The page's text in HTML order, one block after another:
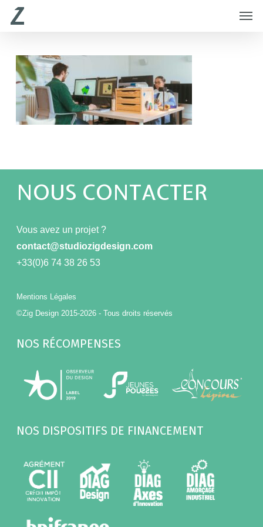
Skip
content
NOUS CONTACTER
Vous avez un projet ?
contact@studiozigdesign.com
+33(0)6 74 38 26 53
Mentions Légales
©Zig Design 2015-2026 - Tous droits réservés
NOS RÉCOMPENSES
NOS DISPOSITIFS DE FINANCEMENT